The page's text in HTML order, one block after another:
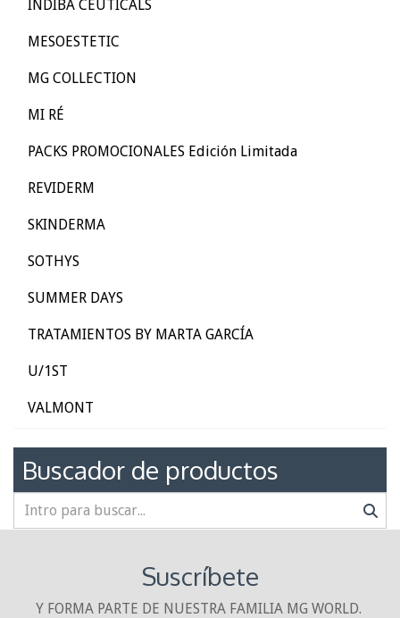
INDIBA CEUTICALS
MESOESTETIC
MG COLLECTION
MI RÉ
PACKS PROMOCIONALES Edición Limitada
REVIDERM
SKINDERMA
SOTHYS
SUMMER DAYS
TRATAMIENTOS BY MARTA GARCÍA
U/1ST
VALMONT
Buscador de productos
Suscríbete
Y FORMA PARTE DE NUESTRA FAMILIA MG WORLD.